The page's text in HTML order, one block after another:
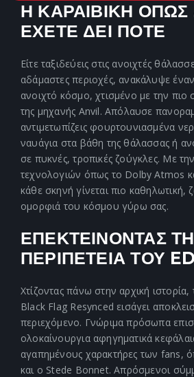
Η ΚΑΡΑΙΒΙΚΗ
ΕΧΕΤΕ ΔΕΙ ΠΟΤΕ
Είτε ταξιδεύεις στις ανοιχτές
αδάμαστες περιοχές, ανακάλυψε
ανοιχτό κόσμο, χτισμένο με την
της μηχανής Anvil. Απόλαυσε
αντιμετωπίζεις φουρτουνιασμένα
ναυάγια στα βάθη της θάλασσας ή
σε πυκνές, τροπικές ζούγκλες. Με
τεχνολογιών όπως το Dolby Atmos
κάθε σκηνή γίνεται πιο καθηλωτική,
ομορφιά του κόσμου γύρω σας.
ΕΠΕΚΤΕΙΝΟΝΤΑΣ
ΠΕΡΙΠΕΤΕΙΑ ΤΟΥ
Χτίζοντας πάνω στην αρχική ιστορία,
Black Flag Resynced εισάγει
περιεχόμενο. Γνώριμα πρόσωπα
ολοκαίνουργια αφηγηματικά
αγαπημένους χαρακτήρες των fans,
και ο Stede Bonnet. Απρόσμενοι